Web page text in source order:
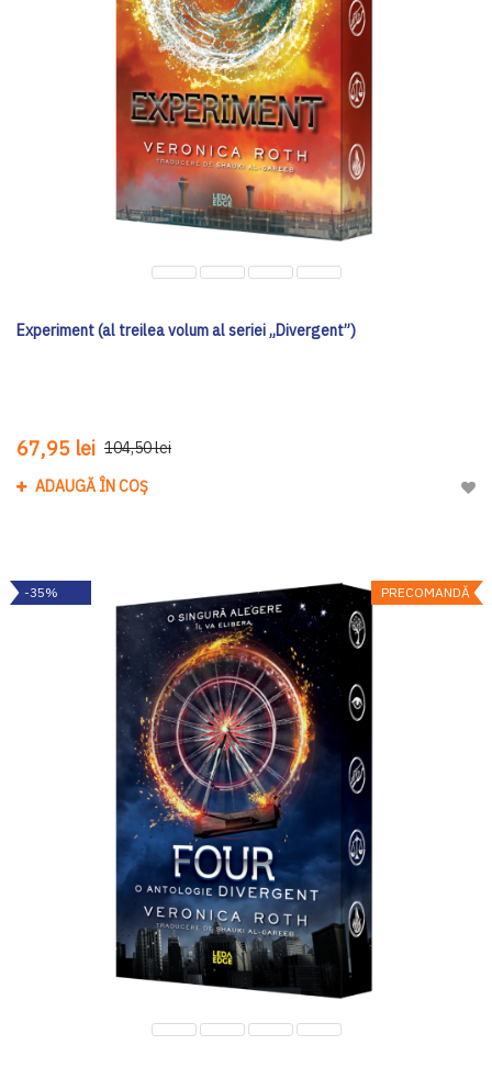
Experiment (al treilea volum al seriei „Divergent”)
67,95 lei 104,50 lei
ADAUGĂ ÎN COȘ
PRECOMANDĂ
-35%